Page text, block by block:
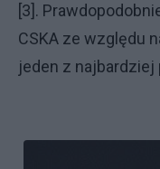
[3].
CSKA ze względu
jeden z najbardziej